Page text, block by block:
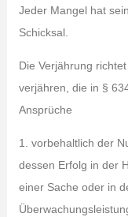
Jeder Mangel hat
Schicksal.
Die Verjährung
verjähren, die in §
Ansprüche
1. vorbehaltlich der
dessen Erfolg in der
einer Sache oder in